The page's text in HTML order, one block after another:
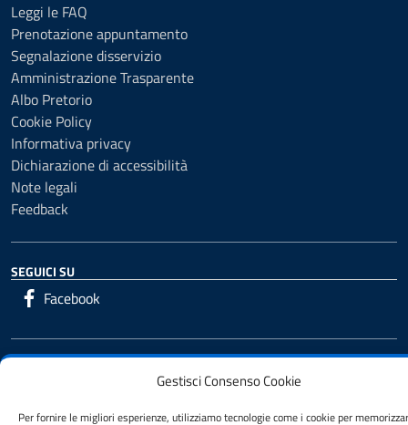
Gestisci Consenso Cookie
Per fornire le migliori esperienze, utilizziamo tecnologie come i cookie per
Leggi le FAQ
Prenotazione appuntamento
Segnalazione disservizio
Amministrazione Trasparente
Albo Pretorio
Cookie Policy
Informativa privacy
Dichiarazione di accessibilità
Note legali
Feedback
SEGUICI SU
Facebook
Mappa del sito Credits